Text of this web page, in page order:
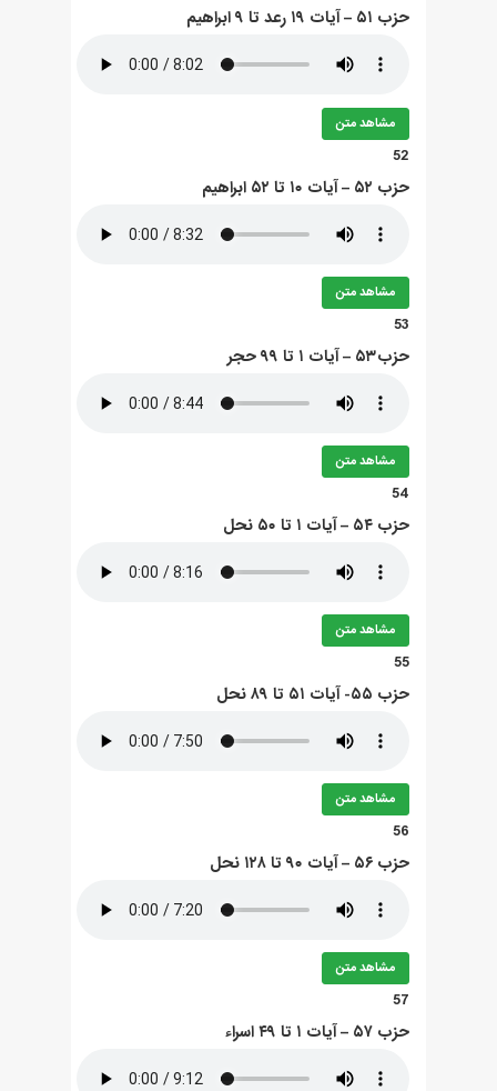
حزب ۵۱ – آيات ۱۹ رعد تا ۹ ابراهيم
مشاهد متن
52
حزب ۵۲ – آيات ۱۰ تا ۵۲ ابراهيم
مشاهد متن
53
حزب۵۳ – آيات ۱ تا ۹۹ حجر
مشاهد متن
54
حزب ۵۴ – آيات ۱ تا ۵۰ نحل
مشاهد متن
55
حزب ۵۵- آيات ۵۱ تا ۸۹ نحل
مشاهد متن
56
حزب ۵۶ – آيات ۹۰ تا ۱۲۸ نحل
مشاهد متن
57
حزب ۵۷ – آيات ۱ تا ۴۹ اسراء